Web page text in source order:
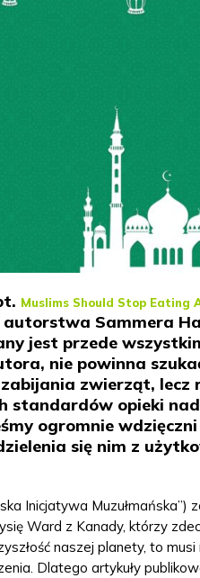
Muslims Should Stop Eating
Sammera
jest przede
nie powinna
zwierząt, lecz
standardów opieki
ogromnie
się nim z
Inicjatywa Muzułmańska”)
Ward z Kanady, którzy
naszej planety, to
Dlatego artykuły